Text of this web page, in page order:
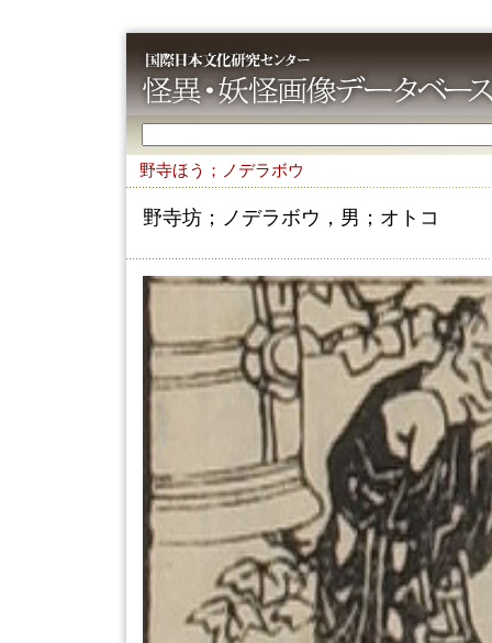
野寺ほう；ノデラボウ
野寺坊；ノデラボウ，男；オトコ